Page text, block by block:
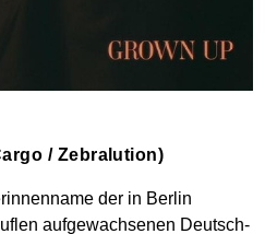
/ Zebralution)
der in Berlin
aufgewachsenen Deutsch-